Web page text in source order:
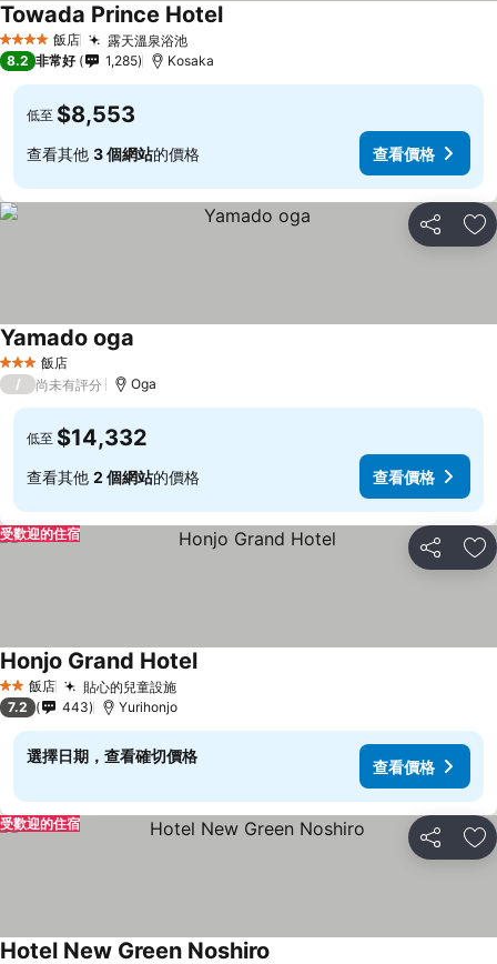
4 星級 飯店 露天溫泉浴池查看價格
Towada Prince Hotel查看價格
8.2 非常好 1,285 Kosaka
低至 $8,553
查看其他 3 個網站的價格 查看價格
分享 加
3 星級 飯店
Yamado oga
/ 尚未有評分 Oga
低至 $14,332
查看其他 2 個網站的價格 查看價格
分享 加
受歡迎的住宿
2 星級飯店 貼心的兒童設施查看價格
Honjo Grand Hotel查看價格
7.2 443 Yurihonjo
選擇日期，查看確切價格
查看價格
分享 加
受歡迎的住宿
Hotel New Green Noshiro